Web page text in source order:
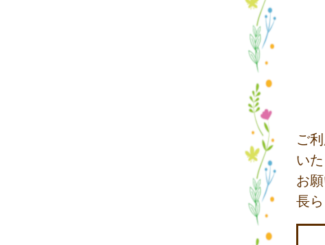
ご
い
お
長